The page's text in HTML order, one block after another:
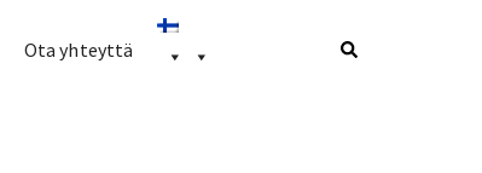
Ota yhteyttä